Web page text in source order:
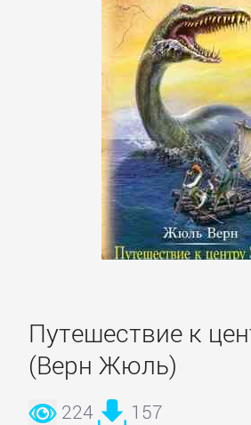
Путешествие к
(Верн Жюль)
224 157
ИСКУССТВО
Кинематограф,
КЛАССИКА
литература
Зарубежная
классика